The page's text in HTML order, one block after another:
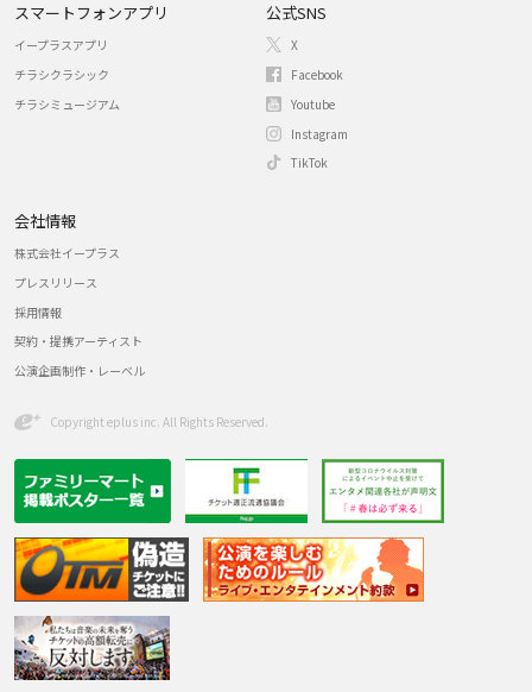
スマートフォンアプリ
イープラスアプリ
チラシクラシック
チラシミュージアム
公式SNS
X
Facebook
Youtube
Instagram
TikTok
会社情報
株式会社イープラス
プレスリリース
採用情報
契約・提携アーティスト
公演企画制作・レーベル
Copyright eplus inc. All Rights Reserved.